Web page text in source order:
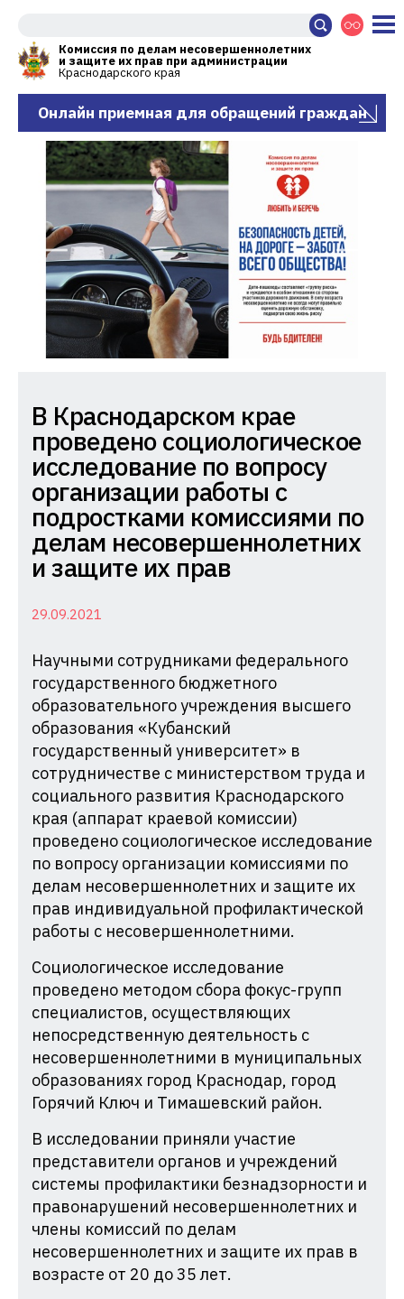
Комиссия по делам несовершеннолетних
и защите их прав при администрации
Краснодарского края
Онлайн приемная для обращений граждан
Комиссия
по
делам
несовершеннолетних
и
защите
их
при
Краснодарского
края
В Краснодарском крае
проведено социологическое
исследование по вопросу
организации работы с
подростками комиссиями по
делам несовершеннолетних
и защите их прав
29.09.2021
Научными сотрудниками федерального
государственного бюджетного
образовательного учреждения высшего
образования «Кубанский
государственный университет» в
сотрудничестве с министерством труда и
социального развития Краснодарского
края (аппарат краевой комиссии)
проведено социологическое исследование
по вопросу организации комиссиями по
делам несовершеннолетних и защите их
прав индивидуальной профилактической
работы с несовершеннолетними.
Социологическое исследование
проведено методом сбора фокус-групп
специалистов, осуществляющих
непосредственную деятельность с
несовершеннолетними в муниципальных
образованиях город Краснодар, город
Горячий Ключ и Тимашевский район.
В исследовании приняли участие
представители органов и учреждений
системы профилактики безнадзорности и
правонарушений несовершеннолетних и
члены комиссий по делам
несовершеннолетних и защите их прав в
возрасте от 20 до 35 лет.